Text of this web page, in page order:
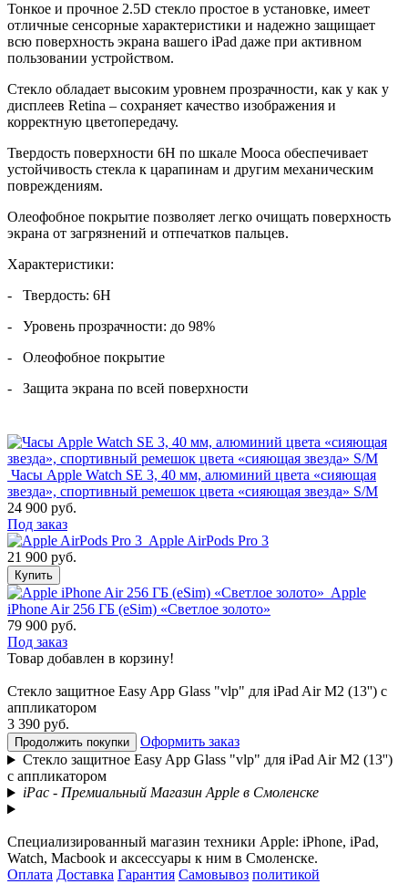
Тонкое и прочное 2.5D стекло простое в установке, имеет
отличные сенсорные характеристики и надежно защищает
всю поверхность экрана вашего iPad даже при активном
пользовании устройством.
Стекло обладает высоким уровнем прозрачности, как у как у
дисплеев Retina – сохраняет качество изображения и
корректную цветопередачу.
Твердость поверхности 6Н по шкале Мооса обеспечивает
устойчивость стекла к царапинам и другим механическим
повреждениям.
Олеофобное покрытие позволяет легко очищать поверхность
экрана от загрязнений и отпечатков пальцев.
Характеристики:
- Твердость: 6Н
- Уровень прозрачности: до 98%
- Олеофобное покрытие
- Защита экрана по всей поверхности
Часы Apple Watch SE 3, 40 мм, алюминий цвета «сияющая
звезда», спортивный ремешок цвета «сияющая звезда» S/M
24 900 руб.
Под заказ
Apple AirPods Pro 3
21 900 руб.
Купить
Apple
iPhone Air 256 ГБ (eSim) «Светлое золото»
79 900 руб.
Под заказ
Товар добавлен в корзину!
Стекло защитное Easy App Glass "vlp" для iPad Air M2 (13'') с
аппликатором
3 390 руб.
Продолжить покупки
Оформить заказ
Стекло защитное Easy App Glass "vlp" для iPad Air M2 (13'')
с аппликатором
iPac - Премиальный Магазин Apple в Смоленске
Специализированный магазин техники Apple: iPhone, iPad,
Watch, Macbook и аксессуары к ним в Смоленске.
Оплата Доставка Гарантия Самовывоз политикой